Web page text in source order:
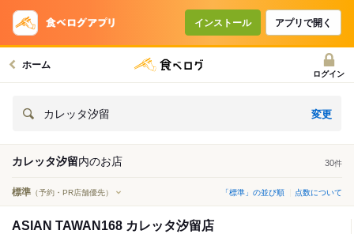
インストール アプリで開く
ホーム
ログイン
カレッタ汐留 変更
カレッタ汐留内のお店 30件
標準 （予約・PR店舗優先） 「標準」の並び順 点数について
ASIAN TAWAN168 カレッタ汐留店